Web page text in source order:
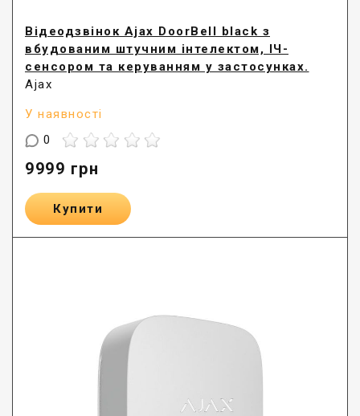
Відеодзвінок Ajax DoorBell black з
вбудованим штучним інтелектом, ІЧ-
сенсором та керуванням у застосунках.
Ajax
У наявності
0
9999 грн
Купити